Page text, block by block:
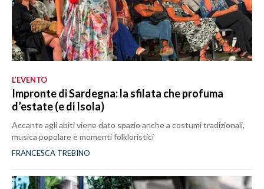
L’EVENTO
Impronte di Sardegna: la sfilata che profuma
d’estate (e di Isola)
Accanto agli abiti viene dato spazio anche a costumi tradizionali,
musica popolare e momenti folkloristici
FRANCESCA TREBINO